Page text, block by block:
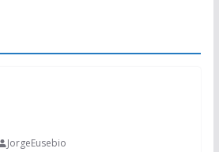
JorgeEusebio